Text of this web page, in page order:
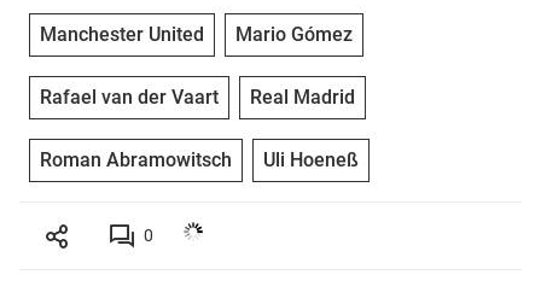
Manchester United Mario Gómez
Rafael van der Vaart Real Madrid
Roman Abramowitsch Uli Hoeneß
0